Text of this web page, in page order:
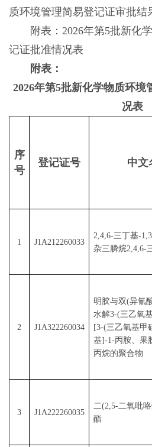
质环境管理简易登记证审批结
附表：2026年第5批新化学
记证批准情况表
附表：
2026年第5批新化学物质环境
况表
序
号
登记证号 中文
1 J1A212260033
2,4,6-三丁基-
杂三膦烷2,4,6-
2 J1A322260034
明胶与双(异氰
水解3-(三乙氧
[3-(三乙氧基甲
基]-1-丙胺、果
丙烷的聚合物
3 J1A222260035
二(2,5-二氧吡
酯